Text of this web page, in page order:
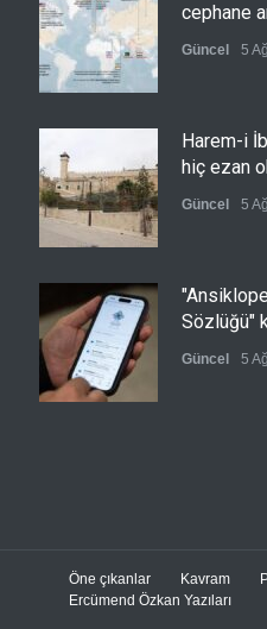
cephane
Güncel 5
Harem-i
hiç ezan
Güncel 5
Sözlüğü"
Güncel 5
Ürdünlü
Öne çıkanlar Kavram
Ercümend Özkan Yazıları